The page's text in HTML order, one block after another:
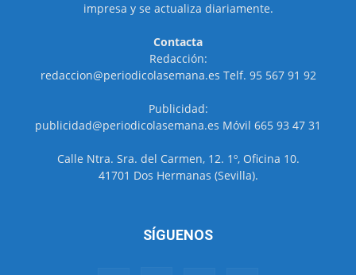
impresa y se actualiza diariamente.
Contacta
Redacción:
redaccion@periodicolasemana.es Telf. 95 567 91 92
Publicidad:
publicidad@periodicolasemana.es Móvil 665 93 47 31
Calle Ntra. Sra. del Carmen, 12. 1º, Oficina 10.
41701 Dos Hermanas (Sevilla).
SÍGUENOS